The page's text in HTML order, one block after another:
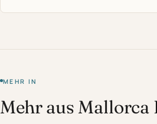
MEHR IN
Mehr aus